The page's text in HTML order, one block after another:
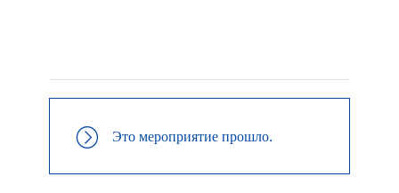
Это мероприятие прошло.